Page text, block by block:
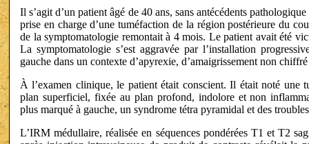
Il s’agit d’un patient âgé de 40 ans, sans antécédents
prise en charge d’une tuméfaction de la région postérieure du
de la symptomatologie remontait à 4 mois. Le patient avait été
La symptomatologie s’est aggravée par l’installation
gauche dans un contexte d’apyrexie, d’amaigrissement non
À l’examen clinique, le patient était conscient. Il était noté une
plan superficiel, fixée au plan profond, indolore et non
plus marqué à gauche, un syndrome tétra pyramidal et des
L’IRM médullaire, réalisée en séquences pondérées T1 et T2